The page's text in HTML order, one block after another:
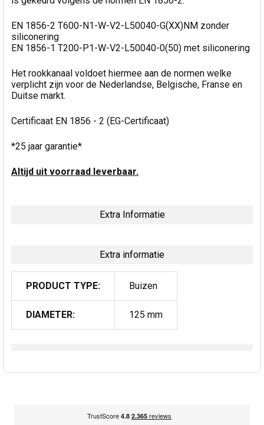
EN 1856-2 T600-N1-W-V2-L50040-G(XX)NM zonder
siliconering
EN 1856-1 T200-P1-W-V2-L50040-0(50) met siliconering
Het rookkanaal voldoet hiermee aan de normen welke
verplicht zijn voor de Nederlandse, Belgische, Franse en
Duitse markt.
Certificaat EN 1856 - 2 (EG-Certificaat)
*25 jaar garantie*
Altijd uit voorraad leverbaar.
Extra Informatie
Extra informatie
PRODUCT TYPE: Buizen
DIAMETER: 125 mm